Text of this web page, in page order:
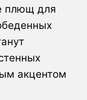
плющ для
акцентом